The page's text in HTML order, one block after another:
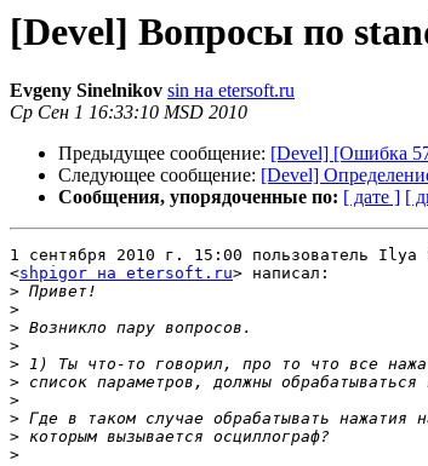
[Devel] Вопросы по
Evgeny Sinelnikov sin на etersoft.ru
Ср Сен 1 16:33:10 MSD 2010
Предыдущее сообщение: [Devel] [Ошибка
Следующее сообщение: [Devel]
Сообщения, упорядоченные по: [ дате ] [
1 сентября 2010 г. 15:00 пользователь Ilya
<shpigor на etersoft.ru> написал:
>
>
>
>
>
>
>
>
>
>